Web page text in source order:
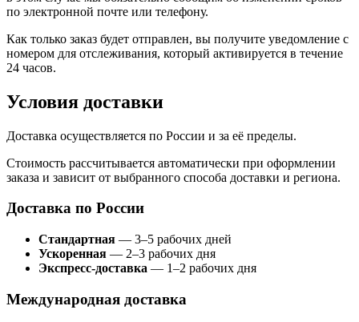
по электронной почте или телефону.
Как только заказ будет отправлен, вы получите уведомление с
номером для отслеживания, который активируется в течение
24 часов.
Условия доставки
Доставка осуществляется по России и за её пределы.
Стоимость рассчитывается автоматически при оформлении
заказа и зависит от выбранного способа доставки и региона.
Доставка по России
Стандартная — 3–5 рабочих дней
Ускоренная — 2–3 рабочих дня
Экспресс-доставка — 1–2 рабочих дня
Международная доставка